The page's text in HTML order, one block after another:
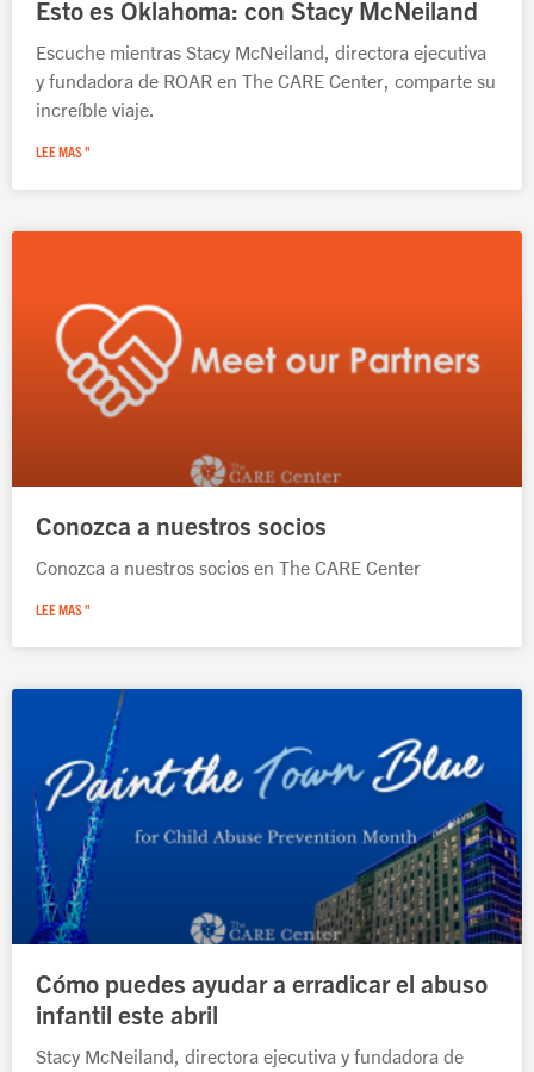
Esto es Oklahoma: con Stacy McNeiland
Escuche mientras Stacy McNeiland, directora ejecutiva
y fundadora de ROAR en The CARE Center, comparte su
increíble viaje.
LEE MAS "
Conozca a nuestros socios
Conozca a nuestros socios en The CARE Center
LEE MAS "
Cómo puedes ayudar a erradicar el abuso
infantil este abril
Stacy McNeiland, directora ejecutiva y fundadora de